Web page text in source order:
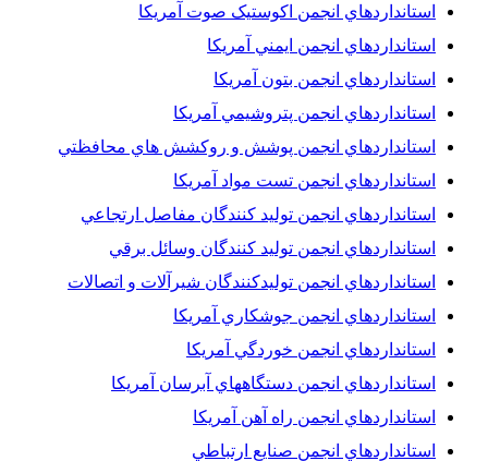
استانداردهاي انجمن اکوستيک صوت آمريکا
استانداردهاي انجمن ايمني آمريکا
استانداردهاي انجمن بتون آمريکا
استانداردهاي انجمن پتروشيمي آمريکا
استانداردهاي انجمن پوشش و روکشش هاي محافظتي
استانداردهاي انجمن تست مواد آمريکا
استانداردهاي انجمن توليد کنندگان مفاصل ارتجاعي
استانداردهاي انجمن توليد کنندگان وسائل برقي
استانداردهاي انجمن توليدکنندگان شيرآلات و اتصالات
استانداردهاي انجمن جوشکاري آمريکا
استانداردهاي انجمن خوردگي آمريکا
استانداردهاي انجمن دستگاههاي آبرسان آمريکا
استانداردهاي انجمن راه آهن آمريکا
استانداردهاي انجمن صنايع ارتباطي